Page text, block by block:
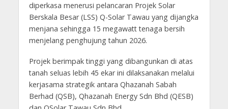
diperkasa menerusi pelancaran Projek Solar
Berskala Besar (LSS) Q-Solar Tawau yang dijangka
menjana sehingga 15 megawatt tenaga bersih
menjelang penghujung tahun 2026.
Projek berimpak tinggi yang dibangunkan di atas
tanah seluas lebih 45 ekar ini dilaksanakan melalui
kerjasama strategik antara Qhazanah Sabah
Berhad (QSB), Qhazanah Energy Sdn Bhd (QESB)